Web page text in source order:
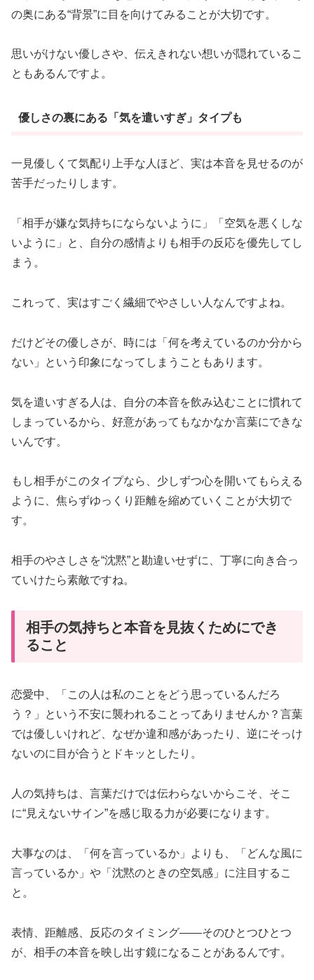
の奥にある“背景”に目を向けてみることが大切です。
思いがけない優しさや、伝えきれない想いが隠れているこ
ともあるんですよ。
優しさの裏にある「気を遣いすぎ」タイプも
一見優しくて気配り上手な人ほど、実は本音を見せるのが
苦手だったりします。
「相手が嫌な気持ちにならないように」「空気を悪くしな
いように」と、自分の感情よりも相手の反応を優先してし
まう。
これって、実はすごく繊細でやさしい人なんですよね。
だけどその優しさが、時には「何を考えているのか分から
ない」という印象になってしまうこともあります。
気を遣いすぎる人は、自分の本音を飲み込むことに慣れて
しまっているから、好意があってもなかなか言葉にできな
いんです。
もし相手がこのタイプなら、少しずつ心を開いてもらえる
ように、焦らずゆっくり距離を縮めていくことが大切で
す。
相手のやさしさを“沈黙”と勘違いせずに、丁寧に向き合っ
ていけたら素敵ですね。
相手の気持ちと本音を見抜くためにでき
ること
恋愛中、「この人は私のことをどう思っているんだろ
う？」という不安に襲われることってありませんか？言葉
では優しいけれど、なぜか違和感があったり、逆にそっけ
ないのに目が合うとドキッとしたり。
人の気持ちは、言葉だけでは伝わらないからこそ、そこ
に“見えないサイン”を感じ取る力が必要になります。
大事なのは、「何を言っているか」よりも、「どんな風に
言っているか」や「沈黙のときの空気感」に注目するこ
と。
表情、距離感、反応のタイミング――そのひとつひとつ
が、相手の本音を映し出す鏡になることがあるんです。